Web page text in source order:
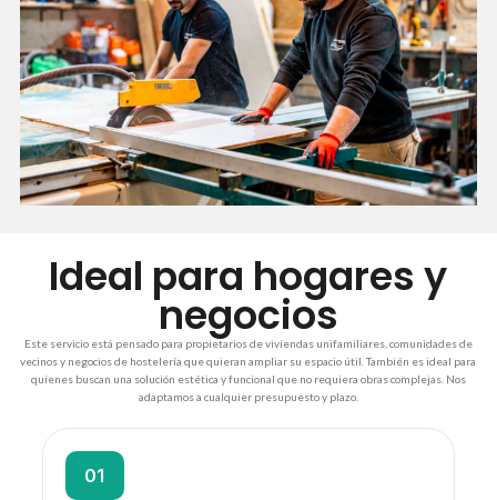
Ideal para hogares y
negocios
Este servicio está pensado para propietarios de viviendas unifamiliares, comunidades de
vecinos y negocios de hostelería que quieran ampliar su espacio útil. También es ideal para
quienes buscan una solución estética y funcional que no requiera obras complejas. Nos
adaptamos a cualquier presupuesto y plazo.
01